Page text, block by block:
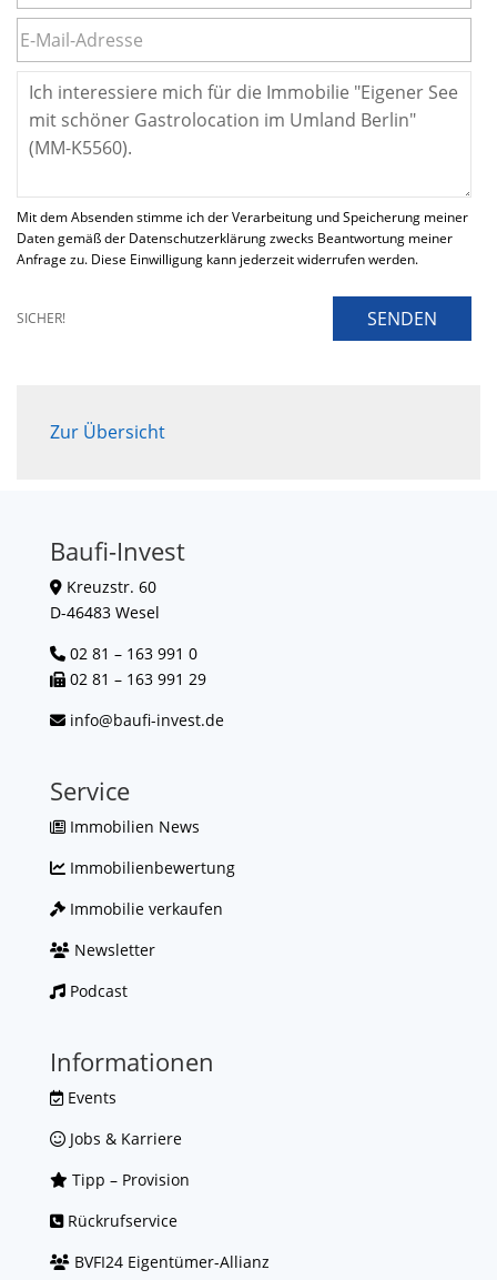
Mit dem Absenden stimme ich der Verarbeitung und Speicherung meiner
Daten gemäß der Datenschutzerklärung zwecks Beantwortung meiner
Anfrage zu. Diese Einwilligung kann jederzeit widerrufen werden.
SICHER! SENDEN
Zur Übersicht
Baufi-Invest
Kreuzstr. 60
D-46483 Wesel
02 81 – 163 991 0
02 81 – 163 991 29
info@baufi-invest.de
Service
Immobilien News
Immobilienbewertung
Immobilie verkaufen
Newsletter
Podcast
Informationen
Events
Jobs & Karriere
Tipp – Provision
Rückrufservice
BVFI24 Eigentümer-Allianz